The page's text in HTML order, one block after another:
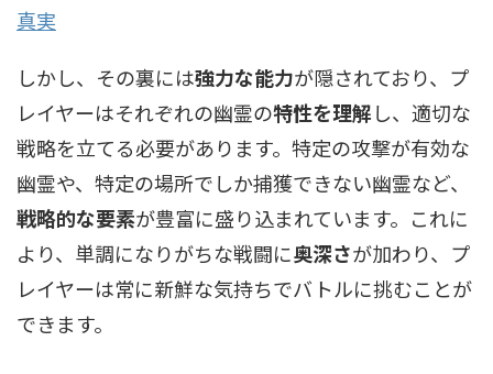
真実
しかし、その裏には強力な能力が隠されており、プ
レイヤーはそれぞれの幽霊の特性を理解し、適切な
戦略を立てる必要があります。特定の攻撃が有効な
幽霊や、特定の場所でしか捕獲できない幽霊など、
戦略的な要素が豊富に盛り込まれています。これに
より、単調になりがちな戦闘に奥深さが加わり、プ
レイヤーは常に新鮮な気持ちでバトルに挑むことが
できます。